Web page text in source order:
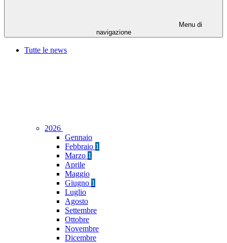
Menu di
navigazione
Tutte le news
2026
Gennaio
Febbraio 1
Marzo 1
Aprile
Maggio
Giugno 1
Luglio
Agosto
Settembre
Ottobre
Novembre
Dicembre